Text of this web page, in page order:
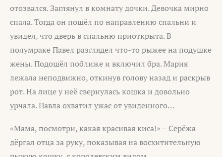
отозвался. Заглянул в комнату дочки. Девочка мирно
спала. Тогда он пошёл по направлению спальни и
увидел, что дверь в спальню приоткрыта. В
полумраке Павел разглядел что-то рыжее на подушке
жены. Подошёл поближе и включил бра. Мария
лежала неподвижно, откинув голову назад и раскрыв
рот. На лице у неё свернулась кошка и довольно
урчала. Павла охватил ужас от увиденного…
«Мама, посмотри, какая красивая киса!» – Серёжа
дёргал отца за руку, показывая на восхитительную